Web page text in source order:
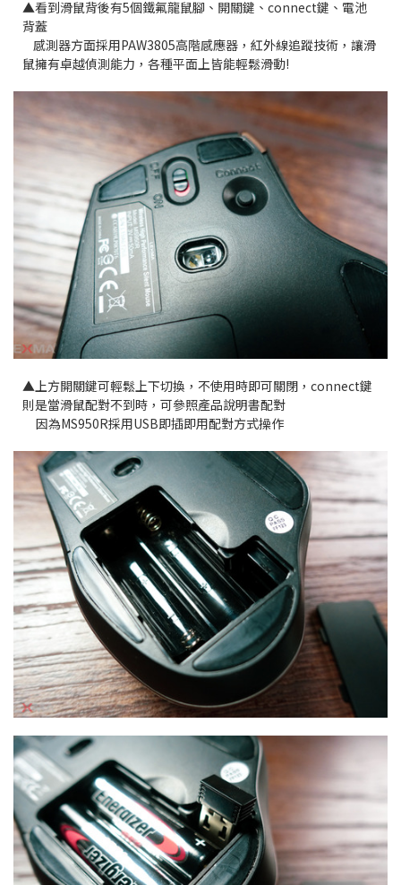
▲看到滑鼠背後有5個鐵氟龍鼠腳、開關鍵、connect鍵、電池
背蓋
感測器方面採用PAW3805高階感應器，紅外線追蹤技術，讓滑
鼠擁有卓越偵測能力，各種平面上皆能輕鬆滑動!
▲上方開關鍵可輕鬆上下切換，不使用時即可關閉，connect鍵
則是當滑鼠配對不到時，可參照產品說明書配對
因為MS950R採用USB即插即用配對方式操作